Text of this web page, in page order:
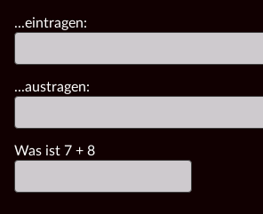
...eintragen:
...austragen:
Was ist 7 + 8